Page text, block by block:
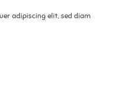
adipiscing elit, sed diam